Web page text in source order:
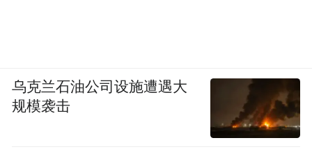
乌克兰石油公司设施遭遇大
规模袭击